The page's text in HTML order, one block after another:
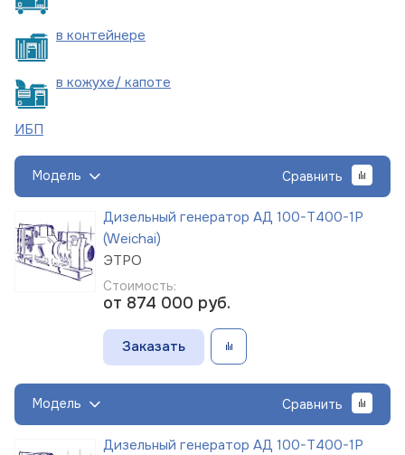
в контейнере
в кожухе/ капоте
ИБП
Модель Сравнить
Дизельный генератор АД 100-Т400-1Р
(Weichai)
ЭТРО
Стоимость:
от 874 000 руб.
Заказать
Модель Сравнить
Дизельный генератор АД 100-Т400-1Р